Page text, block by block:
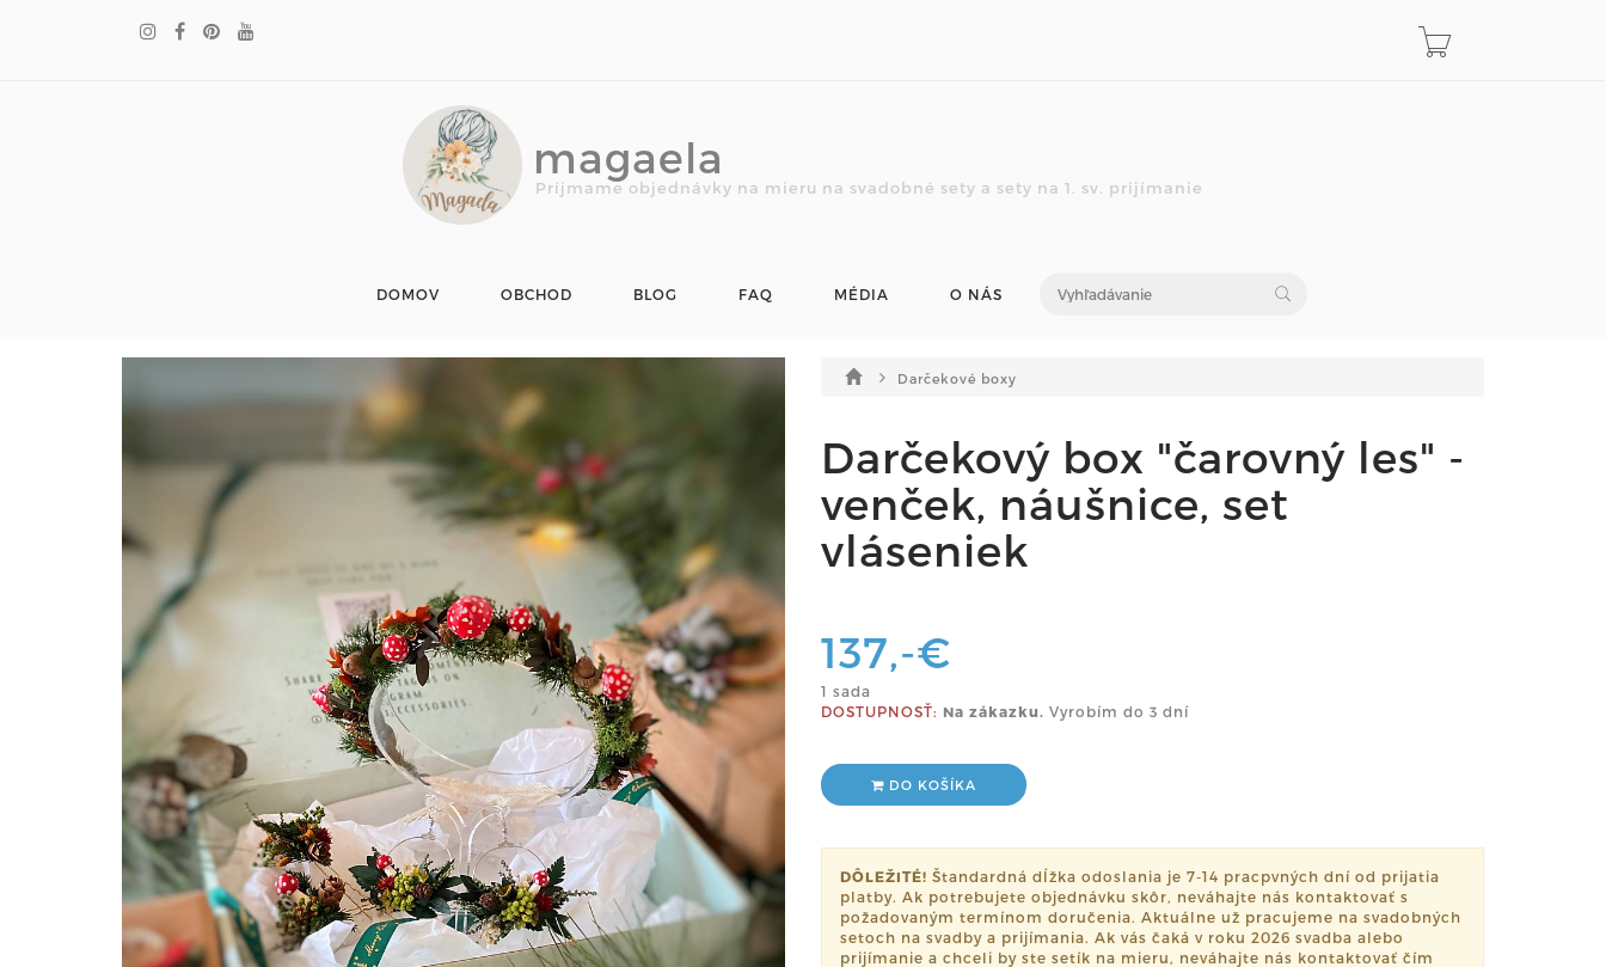
magaela
Príjmame objednávky na mieru na svadobné sety a sety na 1. sv. prijímanie
DOMOV OBCHOD BLOG FAQ MÉDIA O NÁS
Darčekové boxy
Darčekový box "čarovný les" -
venček, náušnice, set
vláseniek
137,-€
1 sada
DOSTUPNOSŤ: Na zákazku. Vyrobím do 3 dní
DO KOŠÍKA
DÔLEŽITÉ! Štandardná dĺžka odoslania je 7-14 pracpvných dní od prijatia
platby. Ak potrebujete objednávku skôr, neváhajte nás kontaktovať s
požadovaným termínom doručenia. Aktuálne už pracujeme na svadobných
setoch na svadby a prijímania. Ak vás čaká v roku 2026 svadba alebo
prijímanie a chceli by ste setík na mieru, neváhajte nás kontaktovať čím